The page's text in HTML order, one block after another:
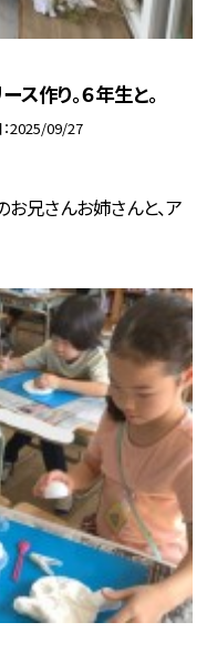
作り。６年生と。
2025/09/27
お兄さんお姉さんと、ア